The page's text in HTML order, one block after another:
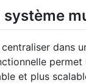
système
dans
permet
et plus